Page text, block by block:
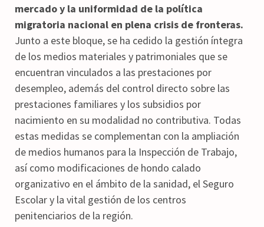
mercado y la uniformidad de la política
migratoria nacional en plena crisis de fronteras.
Junto a este bloque, se ha cedido la gestión íntegra
de los medios materiales y patrimoniales que se
encuentran vinculados a las prestaciones por
desempleo, además del control directo sobre las
prestaciones familiares y los subsidios por
nacimiento en su modalidad no contributiva. Todas
estas medidas se complementan con la ampliación
de medios humanos para la Inspección de Trabajo,
así como modificaciones de hondo calado
organizativo en el ámbito de la sanidad, el Seguro
Escolar y la vital gestión de los centros
penitenciarios de la región.